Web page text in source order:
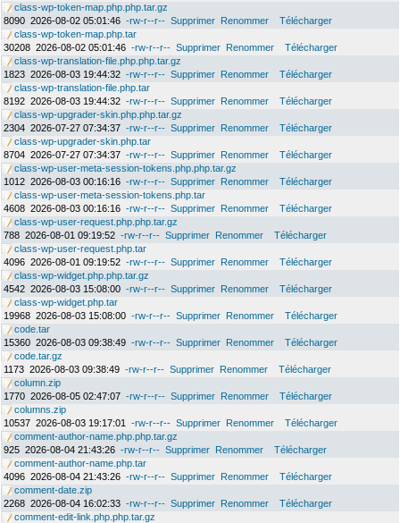
class-wp-token-map.php.php.tar.gz
8090 2026-08-02 05:01:46 -rw-r--r-- Supprimer Renommer
Télécharger
class-wp-token-map.php.tar
30208 2026-08-02 05:01:46 -rw-r--r-- Supprimer Renommer
Télécharger
class-wp-translation-file.php.php.tar.gz
1823 2026-08-03 19:44:32 -rw-r--r-- Supprimer Renommer
Télécharger
class-wp-translation-file.php.tar
8192 2026-08-03 19:44:32 -rw-r--r-- Supprimer Renommer
Télécharger
class-wp-upgrader-skin.php.php.tar.gz
2304 2026-07-27 07:34:37 -rw-r--r-- Supprimer Renommer
Télécharger
class-wp-upgrader-skin.php.tar
8704 2026-07-27 07:34:37 -rw-r--r-- Supprimer Renommer
Télécharger
class-wp-user-meta-session-tokens.php.php.tar.gz
1012 2026-08-03 00:16:16 -rw-r--r-- Supprimer Renommer
Télécharger
class-wp-user-meta-session-tokens.php.tar
4608 2026-08-03 00:16:16 -rw-r--r-- Supprimer Renommer
Télécharger
class-wp-user-request.php.php.tar.gz
788 2026-08-01 09:19:52 -rw-r--r-- Supprimer Renommer
Télécharger
class-wp-user-request.php.tar
4096 2026-08-01 09:19:52 -rw-r--r-- Supprimer Renommer
Télécharger
class-wp-widget.php.php.tar.gz
4542 2026-08-03 15:08:00 -rw-r--r-- Supprimer Renommer
Télécharger
class-wp-widget.php.tar
19968 2026-08-03 15:08:00 -rw-r--r-- Supprimer Renommer
Télécharger
code.tar
15360 2026-08-03 09:38:49 -rw-r--r-- Supprimer Renommer
Télécharger
code.tar.gz
1173 2026-08-03 09:38:49 -rw-r--r-- Supprimer Renommer
Télécharger
column.zip
1770 2026-08-05 02:47:07 -rw-r--r-- Supprimer Renommer
Télécharger
columns.zip
10537 2026-08-03 19:17:01 -rw-r--r-- Supprimer Renommer
Télécharger
comment-author-name.php.php.tar.gz
925 2026-08-04 21:43:26 -rw-r--r-- Supprimer Renommer
Télécharger
comment-author-name.php.tar
4096 2026-08-04 21:43:26 -rw-r--r-- Supprimer Renommer
Télécharger
comment-date.zip
2268 2026-08-04 16:02:33 -rw-r--r-- Supprimer Renommer
Télécharger
comment-edit-link.php.php.tar.gz